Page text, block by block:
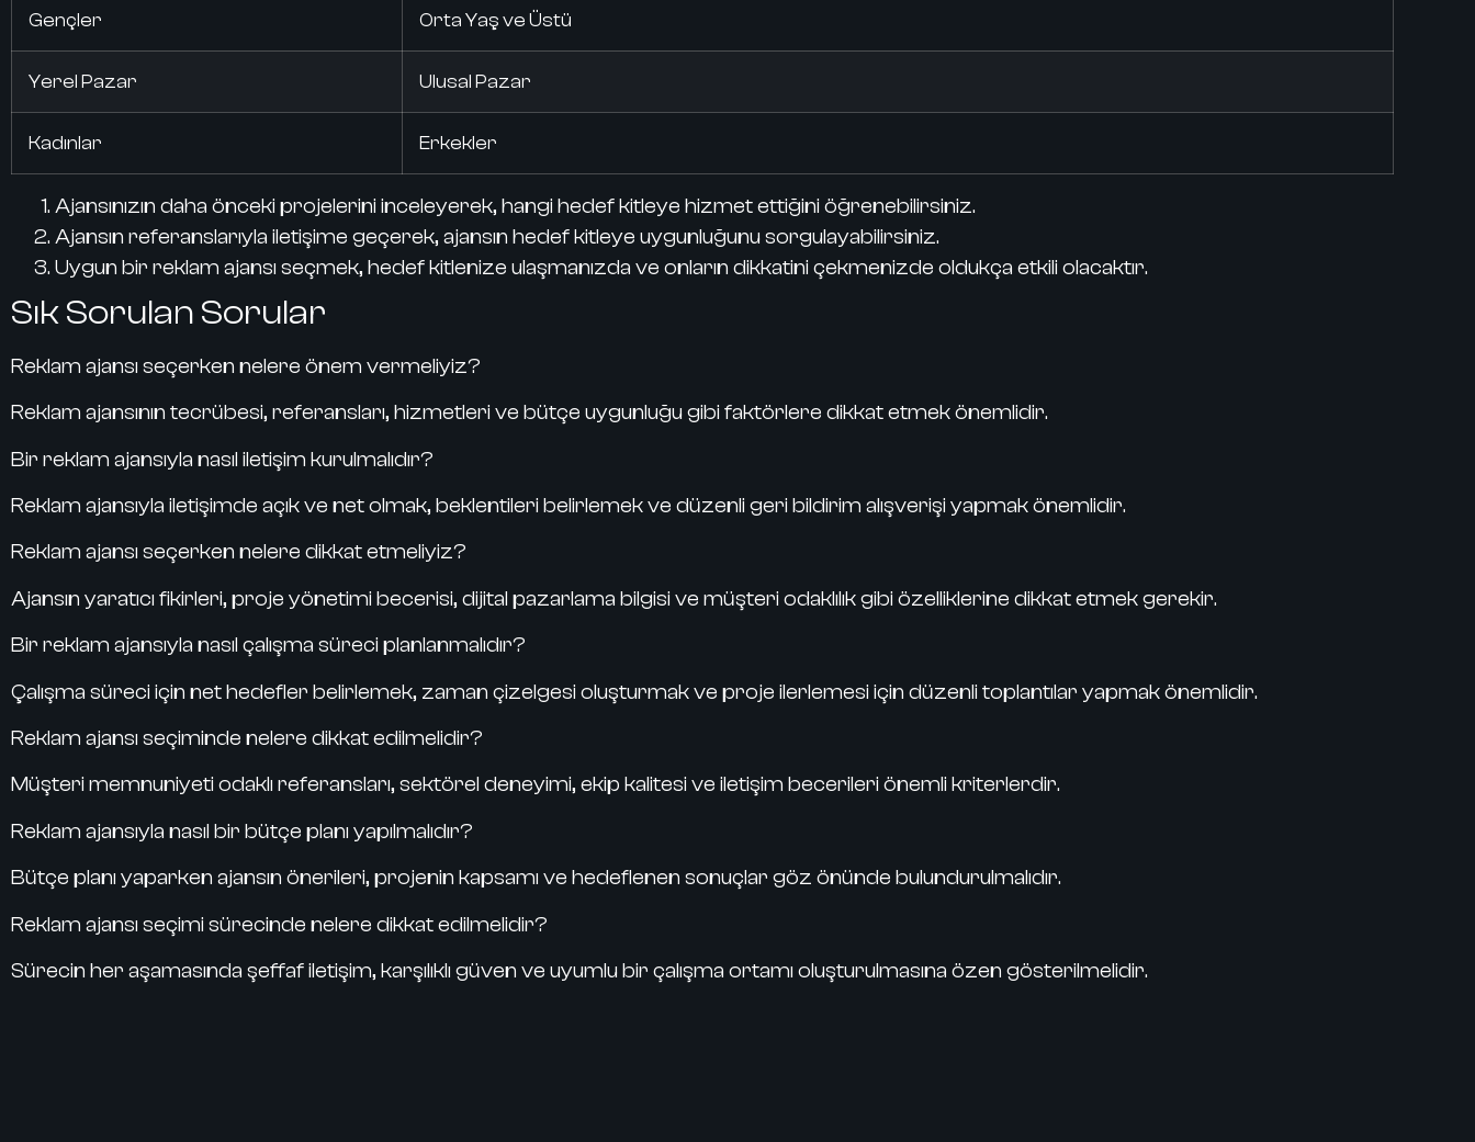
Gençler Orta Yaş ve Üstü
Yerel Pazar Ulusal Pazar
Kadınlar Erkekler
Ajansınızın daha önceki projelerini inceleyerek, hangi hedef kitleye hizmet ettiğini öğrenebilirsiniz.
Ajansın referanslarıyla iletişime geçerek, ajansın hedef kitleye uygunluğunu sorgulayabilirsiniz.
Uygun bir reklam ajansı seçmek, hedef kitlenize ulaşmanızda ve onların dikkatini çekmenizde oldukça etkili olacaktır.
Sık Sorulan Sorular
Reklam ajansı seçerken nelere önem vermeliyiz?
Reklam ajansının tecrübesi, referansları, hizmetleri ve bütçe uygunluğu gibi faktörlere dikkat etmek önemlidir.
Bir reklam ajansıyla nasıl iletişim kurulmalıdır?
Reklam ajansıyla iletişimde açık ve net olmak, beklentileri belirlemek ve düzenli geri bildirim alışverişi yapmak önemlidir.
Reklam ajansı seçerken nelere dikkat etmeliyiz?
Ajansın yaratıcı fikirleri, proje yönetimi becerisi, dijital pazarlama bilgisi ve müşteri odaklılık gibi özelliklerine dikkat etmek gerekir.
Bir reklam ajansıyla nasıl çalışma süreci planlanmalıdır?
Çalışma süreci için net hedefler belirlemek, zaman çizelgesi oluşturmak ve proje ilerlemesi için düzenli toplantılar yapmak önemlidir.
Reklam ajansı seçiminde nelere dikkat edilmelidir?
Müşteri memnuniyeti odaklı referansları, sektörel deneyimi, ekip kalitesi ve iletişim becerileri önemli kriterlerdir.
Reklam ajansıyla nasıl bir bütçe planı yapılmalıdır?
Bütçe planı yaparken ajansın önerileri, projenin kapsamı ve hedeflenen sonuçlar göz önünde bulundurulmalıdır.
Reklam ajansı seçimi sürecinde nelere dikkat edilmelidir?
Sürecin her aşamasında şeffaf iletişim, karşılıklı güven ve uyumlu bir çalışma ortamı oluşturulmasına özen gösterilmelidir.